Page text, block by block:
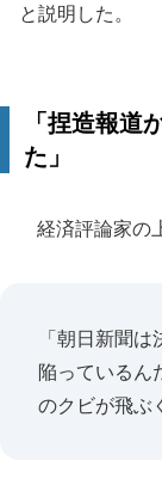
と説明した。
「捏造報道
た」
経済評論家の
「朝日新聞
陥っているん
のクビが飛ぶ